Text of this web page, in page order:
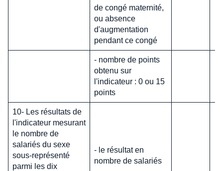
de congé maternité,
ou absence
d'augmentation
pendant ce congé
- nombre de points
obtenu sur
l'indicateur : 0 ou 15
points
10- Les résultats de
l'indicateur mesurant
le nombre de
salariés du sexe
sous-représenté
parmi les dix
- le résultat en
nombre de salariés